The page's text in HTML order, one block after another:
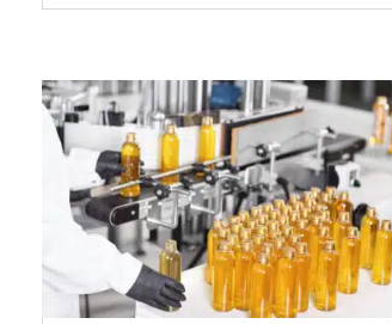
marques et laboratoires. L’huile de
grâce à ses propriétés
exceptionnelles...